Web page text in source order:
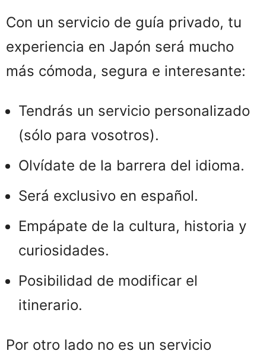
Con un servicio de guía privado, tu
experiencia en Japón será mucho
más cómoda, segura e interesante:
Tendrás un servicio personalizado
(sólo para vosotros).
Olvídate de la barrera del idioma.
Será exclusivo en español.
Empápate de la cultura, historia y
curiosidades.
Posibilidad de modificar el
itinerario.
Por otro lado no es un servicio